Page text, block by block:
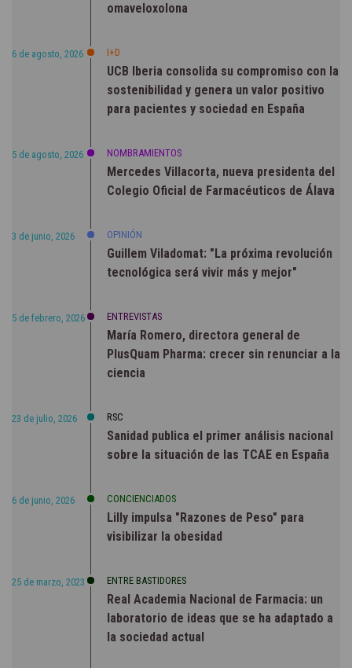
omaveloxolona
6 de agosto, 2026 I+D
UCB Iberia consolida su compromiso con la
sostenibilidad y genera un valor positivo
para pacientes y sociedad en España
5 de agosto, 2026 NOMBRAMIENTOS
Mercedes Villacorta, nueva presidenta del
Colegio Oficial de Farmacéuticos de Álava
3 de junio, 2026 OPINIÓN
Guillem Viladomat: "La próxima revolución
tecnológica será vivir más y mejor"
5 de febrero, 2026 ENTREVISTAS
María Romero, directora general de
PlusQuam Pharma: crecer sin renunciar a la
ciencia
23 de julio, 2026 RSC
Sanidad publica el primer análisis nacional
sobre la situación de las TCAE en España
6 de junio, 2026 CONCIENCIADOS
Lilly impulsa "Razones de Peso" para
visibilizar la obesidad
25 de marzo, 2023 ENTRE BASTIDORES
Real Academia Nacional de Farmacia: un
laboratorio de ideas que se ha adaptado a
la sociedad actual
Aviso de Cookies